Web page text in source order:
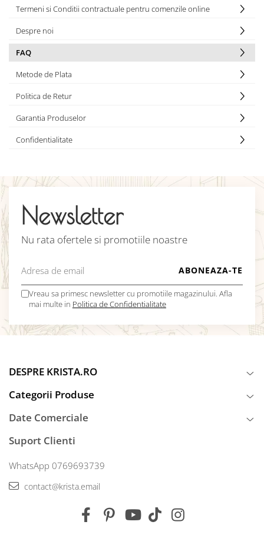
Termeni si Conditii contractuale pentru comenzile online
Despre noi
FAQ
Metode de Plata
Politica de Retur
Garantia Produselor
Confidentialitate
Newsletter
Nu rata ofertele si promotiile noastre
Vreau sa primesc newsletter cu promotiile magazinului. Afla
mai multe in Politica de Confidentialitate
DESPRE KRISTA.RO
Categorii Produse
Date Comerciale
Suport Clienti
WhatsApp 0769693739
contact@krista.email